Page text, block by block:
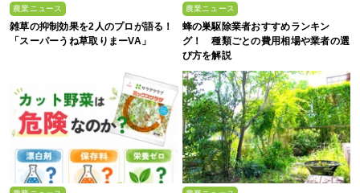
農業ニュース
雑草の抑制効果を2人のプロが語る！
「スーパーうね草取りまーVA」
農業ニュース
蜂の巣駆除業者おすすめランキン
グ！ 種類ごとの費用相場や業者の選
び方を解説